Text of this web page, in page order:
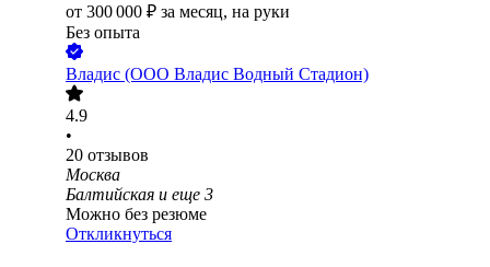
от 300 000 ₽ за месяц, на руки
Без опыта
Владис (ООО Владис Водный Стадион)
4.9
•
20 отзывов
Москва
Балтийская и еще 3
Можно без резюме
Откликнуться